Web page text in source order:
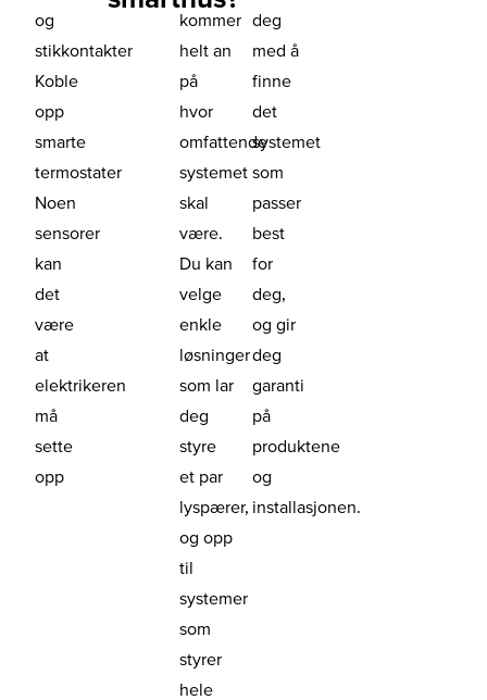
og
stikkontakter
Koble
opp
smarte
termostater
Noen
sensorer
kan
det
være
at
elektrikeren
må
sette
opp
kommer
helt an
på
hvor
omfattende
systemet
skal
være.
Du kan
velge
enkle
løsninger
som lar
deg
styre
et par
lyspærer,
og opp
til
systemer
som
styrer
hele
deg
med å
finne
det
systemet
som
passer
best
for
deg,
og gir
deg
garanti
på
produktene
og
installasjonen.